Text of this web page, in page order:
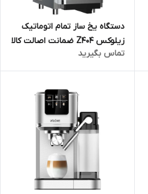
دستگاه یخ ساز تمام اتوماتیک
زیلوکس Z404 ضمانت اصالت کالا
مارکو تجارت
تماس بگیرید